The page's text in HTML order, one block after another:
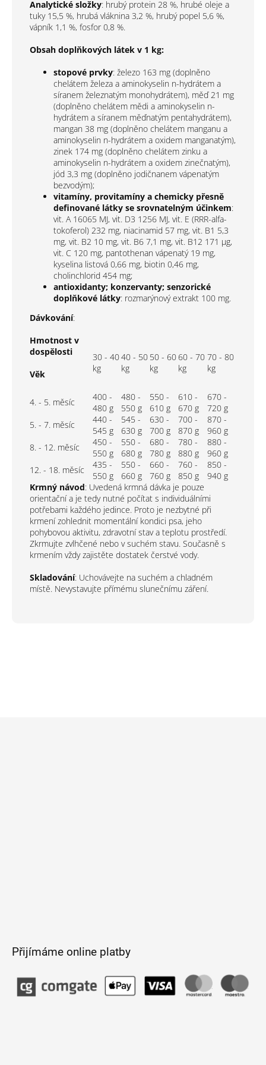
Analytické složky: hrubý protein 28 %, hrubé oleje a
tuky 15,5 %, hrubá vláknina 3,2 %, hrubý popel 5,6 %,
vápník 1,1 %, fosfor 0,8 %.
Obsah doplňkových látek v 1 kg:
stopové prvky: železo 163 mg (doplněno
chelátem železa a aminokyselin n-hydrátem a
síranem železnatým monohydrátem), měď 21 mg
(doplněno chelátem mědi a aminokyselin n-
hydrátem a síranem měďnatým pentahydrátem),
mangan 38 mg (doplněno chelátem manganu a
aminokyselin n-hydrátem a oxidem manganatým),
zinek 174 mg (doplněno chelátem zinku a
aminokyselin n-hydrátem a oxidem zinečnatým),
jód 3,3 mg (doplněno jodičnanem vápenatým
bezvodým);
vitamíny, provitamíny a chemicky přesně
definované látky se srovnatelným účinkem:
vit. A 16065 MJ, vit. D3 1256 MJ, vit. E (RRR-alfa-
tokoferol) 232 mg, niacinamid 57 mg, vit. B1 5,3
mg, vit. B2 10 mg, vit. B6 7,1 mg, vit. B12 171 µg,
vit. C 120 mg, pantothenan vápenatý 19 mg,
kyselina listová 0,66 mg, biotin 0,46 mg,
cholinchlorid 454 mg;
antioxidanty; konzervanty; senzorické
doplňkové látky: rozmarýnový extrakt 100 mg.
Dávkování:
Hmotnost v
dospělosti
Věk
30 - 40
kg
40 - 50
kg
50 - 60
kg
60 - 70
kg
70 - 80
kg
4. - 5. měsíc
400 -
480 g
480 -
550 g
550 -
610 g
610 -
670 g
670 -
720 g
5. - 7. měsíc
440 -
545 g
545 -
630 g
630 -
700 g
700 -
870 g
870 -
960 g
8. - 12. měsíc
450 -
550 g
550 -
680 g
680 -
780 g
780 -
880 g
880 -
960 g
12. - 18. měsíc
435 -
550 g
550 -
660 g
660 -
760 g
760 -
850 g
850 -
940 g
Krmný návod: Uvedená krmná dávka je pouze
orientační a je tedy nutné počítat s individuálními
potřebami každého jedince. Proto je nezbytné při
krmení zohlednit momentální kondici psa, jeho
pohybovou aktivitu, zdravotní stav a teplotu prostředí.
Zkrmujte zvlhčené nebo v suchém stavu. Současně s
krmením vždy zajistěte dostatek čerstvé vody.
Skladování: Uchovávejte na suchém a chladném
místě. Nevystavujte přímému slunečnímu záření.
Přijímáme online platby